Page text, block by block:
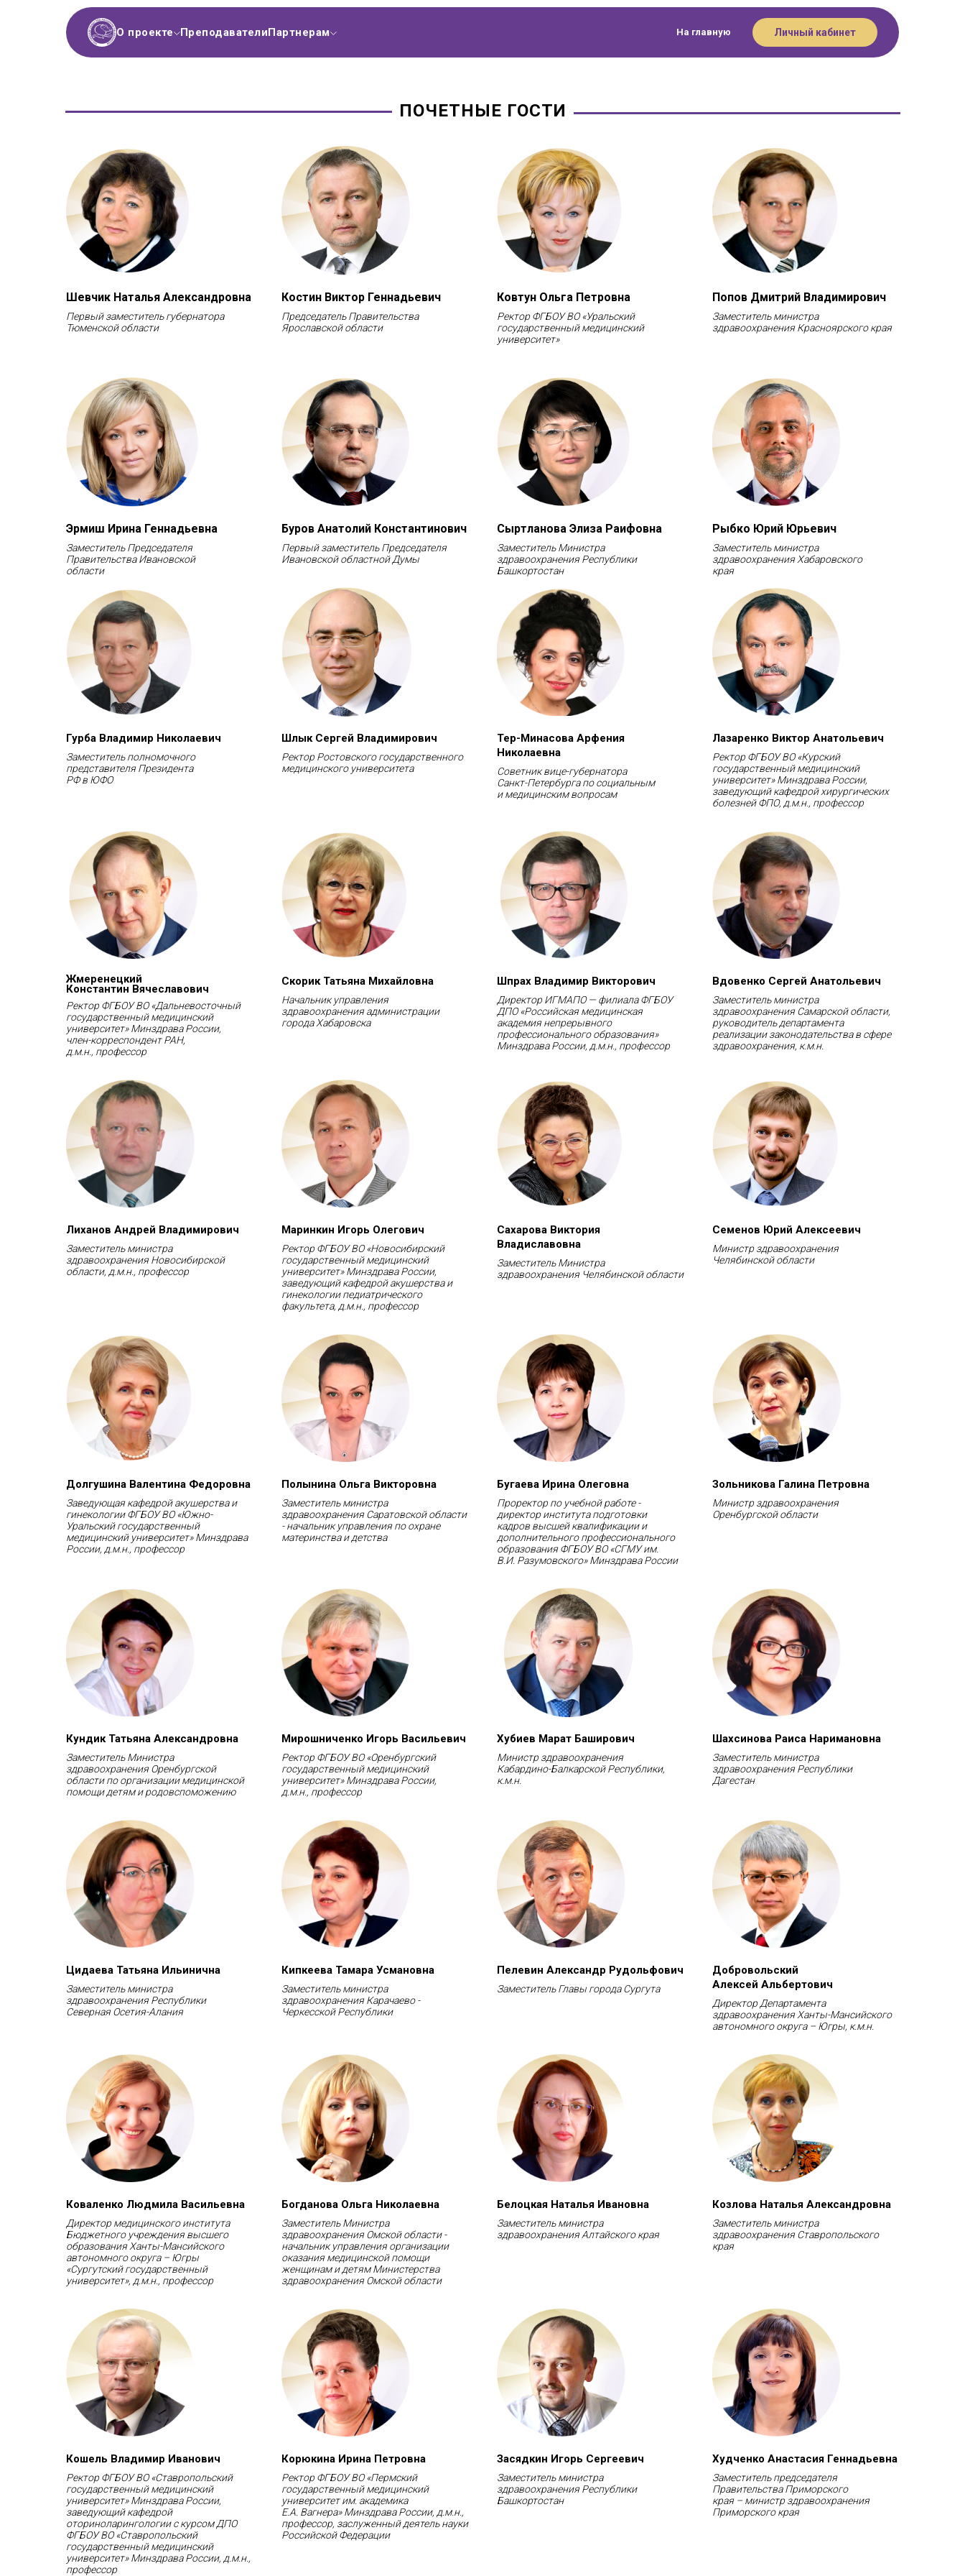
О проекте ПреподавателиПартнерам На главную Личный кабинет
ПОЧЕТНЫЕ ГОСТИ
Шевчик Наталья Александровна
Первый заместитель губернатора
Тюменской области
Костин Виктор Геннадьевич
Председатель Правительства
Ярославской области
Ковтун Ольга Петровна
Ректор ФГБОУ ВО «Уральский
государственный медицинский
университет»
Попов Дмитрий Владимирович
Заместитель министра
здравоохранения Красноярского края
Эрмиш Ирина Геннадьевна
Заместитель Председателя
Правительства Ивановской
области
Буров Анатолий Константинович
Первый заместитель Председателя
Ивановской областной Думы
Сыртланова Элиза Раифовна
Заместитель Министра
здравоохранения Республики
Башкортостан
Рыбко Юрий Юрьевич
Заместитель министра
здравоохранения Хабаровского
края
Гурба Владимир Николаевич
Заместитель полномочного
представителя Президента
РФ в ЮФО
Шлык Сергей Владимирович
Ректор Ростовского государственного
медицинского университета
Тер-Минасова Арфения
Николаевна
Советник вице-губернатора
Санкт-Петербурга по социальным
и медицинским вопросам
Лазаренко Виктор Анатольевич
Ректор ФГБОУ ВО «Курский
государственный медицинский
университет» Минздрава России,
заведующий кафедрой хирургических
болезней ФПО, д.м.н., профессор
Жмеренецкий
Константин Вячеславович
Ректор ФГБОУ ВО «Дальневосточный
государственный медицинский
университет» Минздрава России,
член-корреспондент РАН,
д.м.н., профессор
Скорик Татьяна Михайловна
Начальник управления
здравоохранения администрации
города Хабаровска
Шпрах Владимир Викторович
Директор ИГМАПО — филиала ФГБОУ
ДПО «Российская медицинская
академия непрерывного
профессионального образования»
Минздрава России, д.м.н., профессор
Вдовенко Сергей Анатольевич
Заместитель министра
здравоохранения Самарской области,
руководитель департамента
реализации законодательства в сфере
здравоохранения, к.м.н.
Лиханов Андрей Владимирович
Заместитель министра
здравоохранения Новосибирской
области, д.м.н., профессор
Маринкин Игорь Олегович
Ректор ФГБОУ ВО «Новосибирский
государственный медицинский
университет» Минздрава России,
заведующий кафедрой акушерства и
гинекологии педиатрического
факультета, д.м.н., профессор
Сахарова Виктория
Владиславовна
Заместитель Министра
здравоохранения Челябинской области
Семенов Юрий Алексеевич
Министр здравоохранения
Челябинской области
Долгушина Валентина Федоровна
Заведующая кафедрой акушерства и
гинекологии ФГБОУ ВО «Южно-
Уральский государственный
медицинский университет» Минздрава
России, д.м.н., профессор
Полынина Ольга Викторовна
Заместитель министра
здравоохранения Саратовской области
- начальник управления по охране
материнства и детства
Бугаева Ирина Олеговна
Проректор по учебной работе -
директор института подготовки
кадров высшей квалификации и
дополнительного профессионального
образования ФГБОУ ВО «СГМУ им.
В.И. Разумовского» Минздрава России
Зольникова Галина Петровна
Министр здравоохранения
Оренбургской области
Кундик Татьяна Александровна
Заместитель Министра
здравоохранения Оренбургской
области по организации медицинской
помощи детям и родовспоможению
Мирошниченко Игорь Васильевич
Ректор ФГБОУ ВО «Оренбургский
государственный медицинский
университет» Минздрава России,
д.м.н., профессор
Хубиев Марат Баширович
Министр здравоохранения
Кабардино-Балкарской Республики,
к.м.н.
Шахсинова Раиса Наримановна
Заместитель министра
здравоохранения Республики
Дагестан
Цидаева Татьяна Ильинична
Заместитель министра
здравоохранения Республики
Северная Осетия-Алания
Кипкеева Тамара Усмановна
Заместитель министра
здравоохранения Карачаево -
Черкесской Республики
Пелевин Александр Рудольфович
Заместитель Главы города Сургута
Добровольский
Алексей Альбертович
Директор Департамента
здравоохранения Ханты-Мансийского
автономного округа – Югры, к.м.н.
Коваленко Людмила Васильевна
Директор медицинского института
Бюджетного учреждения высшего
образования Ханты-Мансийского
автономного округа – Югры
«Сургутский государственный
университет», д.м.н., профессор
Богданова Ольга Николаевна
Заместитель Министра
здравоохранения Омской области -
начальник управления организации
оказания медицинской помощи
женщинам и детям Министерства
здравоохранения Омской области
Белоцкая Наталья Ивановна
Заместитель министра
здравоохранения Алтайского края
Козлова Наталья Александровна
Заместитель министра
здравоохранения Ставропольского
края
Кошель Владимир Иванович
Ректор ФГБОУ ВО «Ставропольский
государственный медицинский
университет» Минздрава России,
заведующий кафедрой
оториноларингологии с курсом ДПО
ФГБОУ ВО «Ставропольский
государственный медицинский
университет» Минздрава России, д.м.н.,
профессор
Корюкина Ирина Петровна
Ректор ФГБОУ ВО «Пермский
государственный медицинский
университет им. академика
Е.А. Вагнера» Минздрава России, д.м.н.,
профессор, заслуженный деятель науки
Российской Федерации
Засядкин Игорь Сергеевич
Заместитель министра
здравоохранения Республики
Башкортостан
Худченко Анастасия Геннадьевна
Заместитель председателя
Правительства Приморского
края – министр здравоохранения
Приморского края